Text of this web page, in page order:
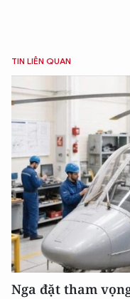
TIN LIÊN QUAN
Nga đặt tham